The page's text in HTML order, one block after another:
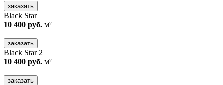
заказать
Black Star
10 400 руб. м²
заказать
Black Star 2
10 400 руб. м²
заказать